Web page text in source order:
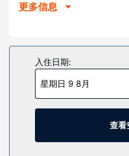
客房
的舒适。您的客房备有加厚
您与朋友保持联系；有线频
提供免费洗浴用品和吹风机。
物业设施
享受室外游泳池等度假设施
其他设施包括免费 WiFi、公
更多信息
入住日期:
星期日 9 8月
查看